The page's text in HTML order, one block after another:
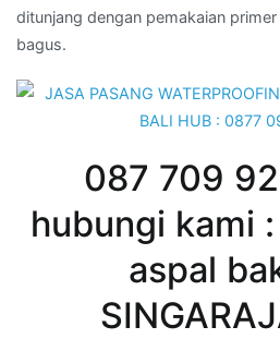
ditunjang dengan pemakaian
bagus.
087 709
hubungi kami
aspal